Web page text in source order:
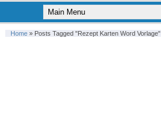
Home» Posts Tagged "Rezept Karten Word Vorlage"